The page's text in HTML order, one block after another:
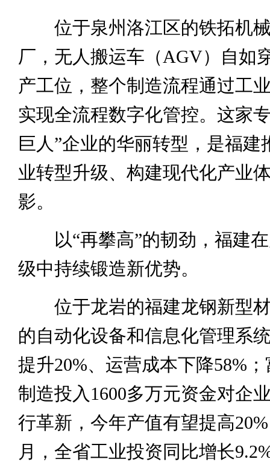
位于泉州洛江区的铁拓机械
厂，无人搬运车（AGV）自如
产工位，整个制造流程通过工
实现全流程数字化管控。这家
巨人”企业的华丽转型，是福建
业转型升级、构建现代化产业
影。
以“再攀高”的韧劲，福建在
级中持续锻造新优势。
位于龙岩的福建龙钢新型材
的自动化设备和信息化管理系
提升20%、运营成本下降58%
制造投入1600多万元资金对企
行革新，今年产值有望提高
月，全省工业投资同比增长